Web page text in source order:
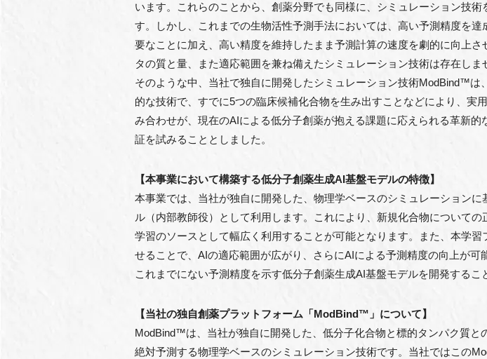
います。これらのことから、創薬分野でも同様に、シミュレーション技
す。しかし、これまでの生物活性予測手法においては、高い予測精度を
要なことに加え、高い精度を維持したまま予測計算の速度を劇的に向上
タの質と量、また適応範囲を兼ね備えたシミュレーション技術は存在しま
そのような中、当社で独自に開発したシミュレーション技術ModBind™
的な技術で、すでに5つの臨床候補化合物を生み出すことなどにより、
み合わせが、現在のAIによる低分子創薬が抱える課題に応えられる革新
証を試みることとしました。
【本事業において構築する低分子創薬生成AI基盤モデルの特徴】
本事業では、当社が独自に開発した、物理学ベースのシミュレーション
ル（内部教師役）として利用します。これにより、新規化合物について
学習のソースとして幅広く利用することが可能となります。また、本学
せることで、AIの適応範囲が広がり、さらにAIによる予測精度の向上が
これまでにない予測精度を示す低分子創薬生成AI基盤モデルを開発するこ
【当社の独自創薬プラットフォーム「ModBind™」について】
ModBind™は、当社が独自に開発した、低分子化合物と標的タンパク質
絶対予測する物理学ベースのシミュレーション技術です。当社ではこの